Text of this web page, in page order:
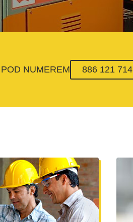
NUMEREM 886 121 714